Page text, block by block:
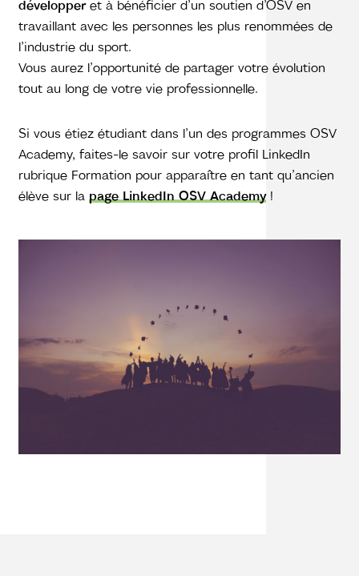
développeret à bénéficier d’un soutien d’OSV en
travaillant avec les personnes les plus renommées de
l’industrie du sport.
Vous aurez l’opportunité de partager votre évolution
tout au long de votre vie professionnelle.
Si vous étiez étudiant dans l’un des programmes OSV
Academy, faites-le savoir sur votre profil LinkedIn
rubrique Formation pour apparaître en tant qu’ancien
élève sur la page LinkedIn OSV Academy!